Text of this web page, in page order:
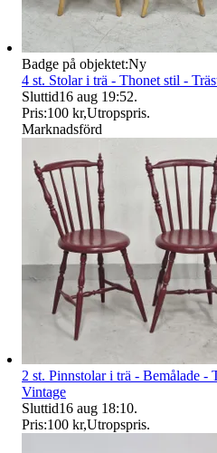
Badge på objektet:Ny
4 st. Stolar i trä - Thonet stil -
Sluttid16 aug 19:52.
Pris:100 kr,Utropspris.
Marknadsförd
2 st. Pinnstolar i trä - Bemålade -
Vintage
Sluttid16 aug 18:10.
Pris:100 kr,Utropspris.